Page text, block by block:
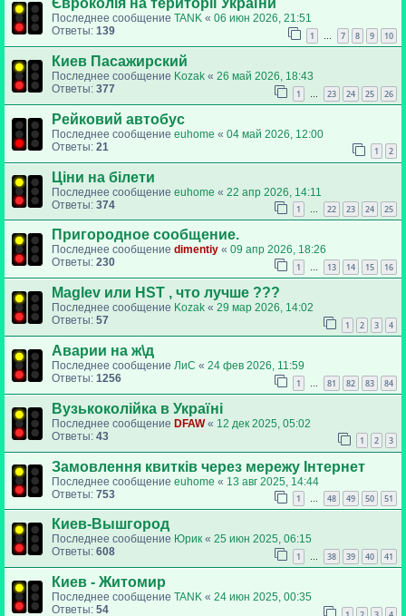
Євроколія на території України
Последнее сообщение TANK « 06 июн 2026, 21:51
Ответы: 139 1 … 7 8 9 10
Киев Пасажирский
Последнее сообщение Kozak « 26 май 2026, 18:43
Ответы: 377 1 23 24 25 26
Рейковий автобус
Последнее сообщение euhome « 04 май 2026, 12:00
Ответы: 21 1 2
Ціни на білети
Последнее сообщение euhome « 22 апр 2026, 14:11
Ответы: 374 1 … 22 23 24 25
Пригородное сообщение.
Последнее сообщение dimentiy « 09 апр 2026, 18:26
Ответы: 230 1 … 13 14 15 16
Maglev или HST , что лучше ???
Последнее сообщение Kozak « 29 мар 2026, 14:02
Ответы: 57 1 2 3 4
Аварии на ж\д
Последнее сообщение ЛиС « 24 фев 2026, 11:59
Ответы: 1256 1 81 82 83 84
Вузькоколійка в Україні
Последнее сообщение DFAW« 12 дек 2025, 05:02
Ответы: 43 1 2 3
Замовлення квитків через мережу Інтернет
Последнее сообщение euhome « 13 авг 2025, 14:44
Ответы: 753 1 … 48 49 50 51
Киев-Вышгород
Последнее сообщение Юрик « 25 июн 2025, 06:15
Ответы: 608 1 … 38 39 40 41
Киев - Житомир
Последнее сообщение TANK « 24 июн 2025, 00:35
Ответы: 54